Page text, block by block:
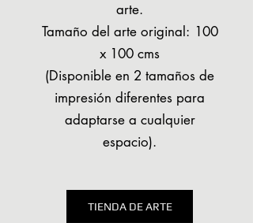
arte.
Tamaño del arte original: 100
x 100 cms
(Disponible en 2 tamaños de
impresión diferentes para
adaptarse a cualquier
espacio).
TIENDA DE ARTE